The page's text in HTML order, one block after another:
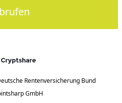
Rentenversicherung Bund
GmbH